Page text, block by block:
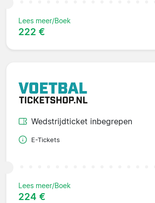
Lees meer/Boek
222 €
Wedstrijdticket inbegrepen
E-Tickets
Lees meer/Boek
224 €